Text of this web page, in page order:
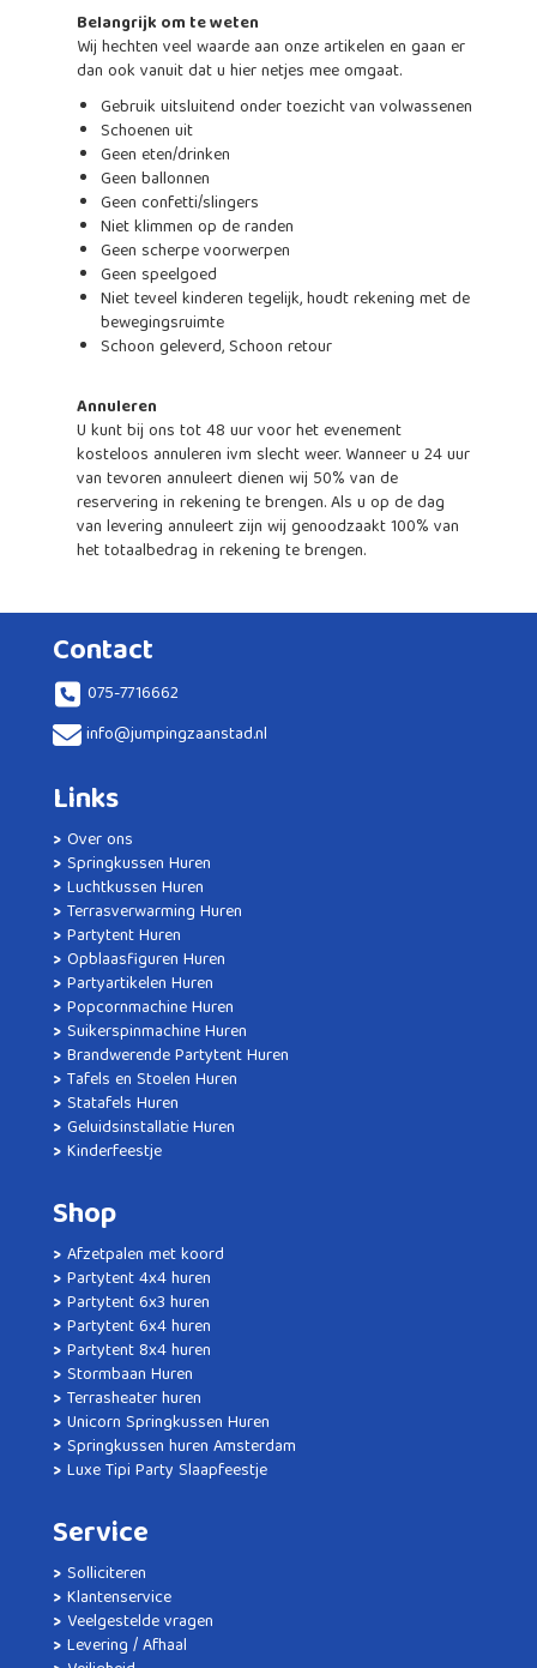
Belangrijk om te weten
Wij hechten veel waarde aan onze artikelen en gaan er
dan ook vanuit dat u hier netjes mee omgaat.
Gebruik uitsluitend onder toezicht van volwassenen
Schoenen uit
Geen eten/drinken
Geen ballonnen
Geen confetti/slingers
Niet klimmen op de randen
Geen scherpe voorwerpen
Geen speelgoed
Niet teveel kinderen tegelijk, houdt rekening met de
bewegingsruimte
Schoon geleverd, Schoon retour
Annuleren
U kunt bij ons tot 48 uur voor het evenement
kosteloos annuleren ivm slecht weer. Wanneer u 24 uur
van tevoren annuleert dienen wij 50% van de
reservering in rekening te brengen. Als u op de dag
van levering annuleert zijn wij genoodzaakt 100% van
het totaalbedrag in rekening te brengen.
Contact
075-7716662
info@jumpingzaanstad.nl
Links
Over ons
Springkussen Huren
Luchtkussen Huren
Terrasverwarming Huren
Partytent Huren
Opblaasfiguren Huren
Partyartikelen Huren
Popcornmachine Huren
Suikerspinmachine Huren
Brandwerende Partytent Huren
Tafels en Stoelen Huren
Statafels Huren
Geluidsinstallatie Huren
Kinderfeestje
Shop
Afzetpalen met koord
Partytent 4x4 huren
Partytent 6x3 huren
Partytent 6x4 huren
Partytent 8x4 huren
Stormbaan Huren
Terrasheater huren
Unicorn Springkussen Huren
Springkussen huren Amsterdam
Luxe Tipi Party Slaapfeestje
Service
Solliciteren
Klantenservice
Veelgestelde vragen
Levering / Afhaal